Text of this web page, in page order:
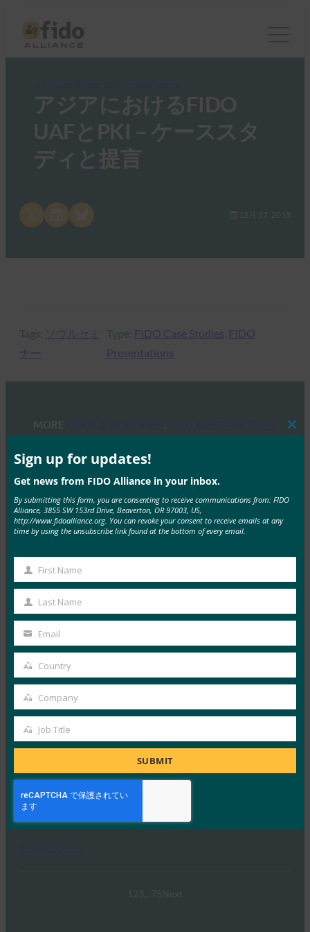
アジアにおけるFIDO
UAFとPKI – ケーススタ
ディと提言
Share on LinkedInShare on Bluesky 12月 17, 2018
Tags:
ソウルセミ
ナー
Type: FIDO Case Studies FIDO
Presentations
MORE
MIXI、コンシューマーおよびエンタープライズ領
域を横断するパスキー導入で“安心で快適なログイ
FIDO Case Studies
1月 21, 2026
Read More →
First Credit Union: パスキーによるデジタル バンキ
ングの変革
FIDO Case Studies
会社概要 1955年に設立され…
Read More →
FIDOセミナー:認証、アイデンティティ、そして今
FIDO Presentations
6月 13, 2025
概要 FIDOアライアンスとホ…
1 2 3 75Next
Sign up for updates!
Get news from FIDO Alliance in your inbox.
By submitting this form, you are consenting to receive communications from: FIDO
Alliance, 3855 SW 153rd Drive, Beaverton, OR 97003, US,
http://www.fidoalliance.org. You can revoke your consent to receive emails at any
time by using the unsubscribe link found at the bottom of every email.
First
Name
First Name
Last
Name
Last Name
email
Email
Country
Country
Company
Company
Job
Job Title
SUBMIT